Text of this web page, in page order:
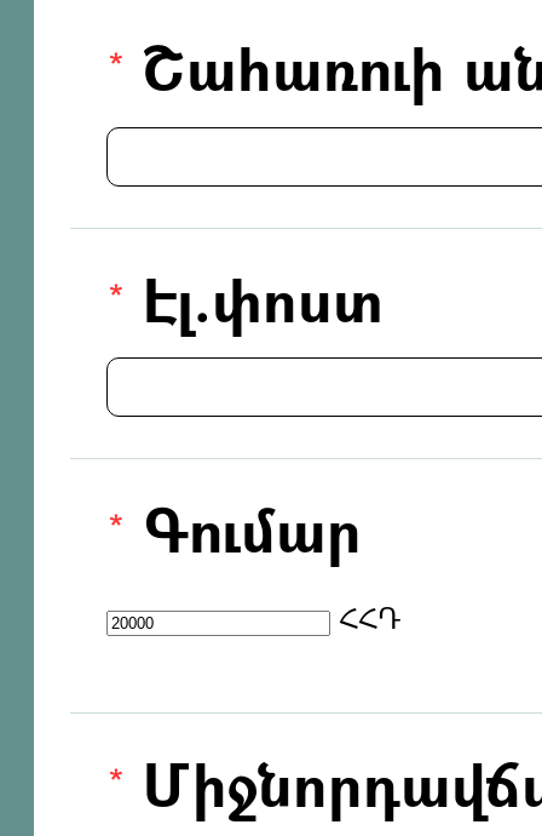
Շահառուի
Էլ.փոստ
Գումար
ՀՀԴ